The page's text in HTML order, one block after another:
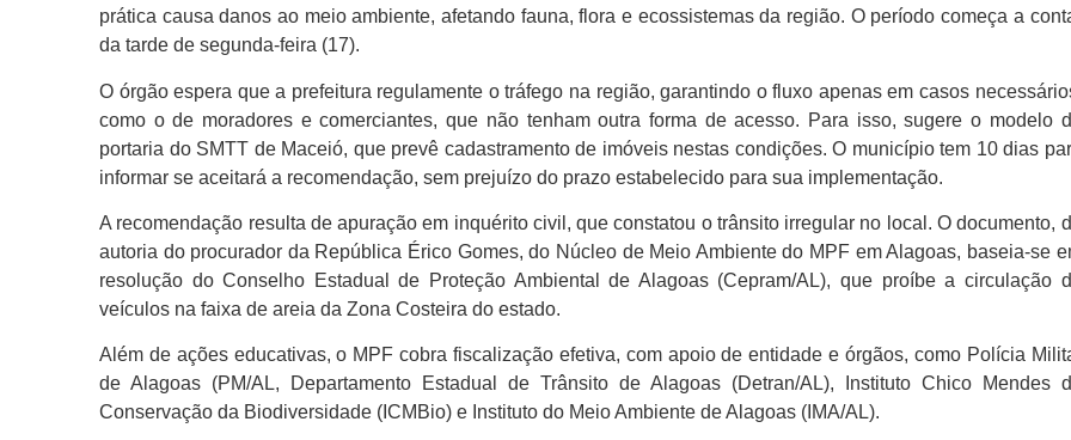
prática causa danos ao meio ambiente, afetando fauna, flora e ecossistemas da região. O período começa a
da tarde de segunda-feira (17).
O órgão espera que a prefeitura regulamente o tráfego na região, garantindo o fluxo apenas em casos
como o de moradores e comerciantes, que não tenham outra forma de acesso. Para isso, sugere o modelo
portaria do SMTT de Maceió, que prevê cadastramento de imóveis nestas condições. O município tem 10 dias
informar se aceitará a recomendação, sem prejuízo do prazo estabelecido para sua implementação.
A recomendação resulta de apuração em inquérito civil, que constatou o trânsito irregular no local. O documento,
autoria do procurador da República Érico Gomes, do Núcleo de Meio Ambiente do MPF em Alagoas, baseia-se
resolução do Conselho Estadual de Proteção Ambiental de Alagoas (Cepram/AL), que proíbe a circulação
veículos na faixa de areia da Zona Costeira do estado.
Além de ações educativas, o MPF cobra fiscalização efetiva, com apoio de entidade e órgãos, como Polícia
de Alagoas (PM/AL, Departamento Estadual de Trânsito de Alagoas (Detran/AL), Instituto Chico Mendes
Conservação da Biodiversidade (ICMBio) e Instituto do Meio Ambiente de Alagoas (IMA/AL).